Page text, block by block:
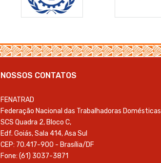
NOSSOS CONTATOS
FENATRAD
Federação Nacional das Trabalhadoras Domésticas
SCS Quadra 2, Bloco C,
Edf. Goiás, Sala 414, Asa Sul
CEP: 70.417-900 - Brasília/DF
Fone: (61) 3037-3871